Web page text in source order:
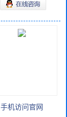
手机访问官网